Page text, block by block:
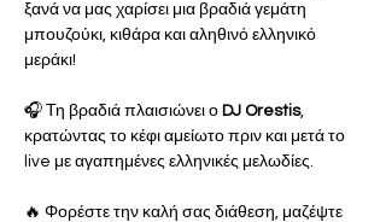
ξανά να μας χαρίσει μια βραδιά γεμάτη
μπουζούκι, κιθάρα και αληθινό ελληνικό
μεράκι!
🎧 Τη βραδιά πλαισιώνει ο DJ Orestis,
κρατώντας το κέφι αμείωτο πριν και μετά το
live με αγαπημένες ελληνικές μελωδίες.
🔥 Φορέστε την καλή σας διάθεση, μαζέψτε